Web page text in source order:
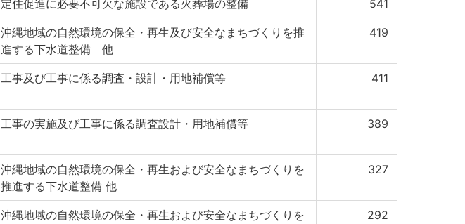
定住促進に必要不可欠な施設である火葬場の整備 541
沖縄地域の自然環境の保全・再生及び安全なまちづくりを推
進する下水道整備 他
419
工事及び工事に係る調査・設計・用地補償等 411
工事の実施及び工事に係る調査設計・用地補償等 389
沖縄地域の自然環境の保全・再生および安全なまちづくりを
推進する下水道整備 他
327
沖縄地域の自然環境の保全・再生および安全なまちづくりを
292